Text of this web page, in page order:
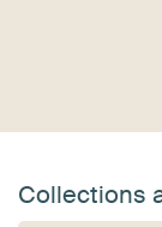
Collections